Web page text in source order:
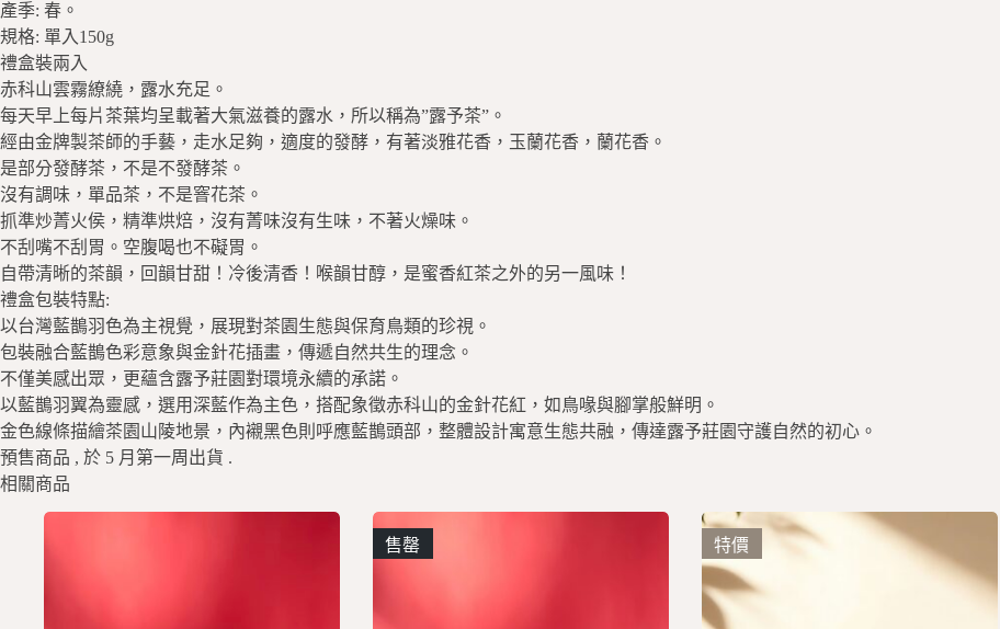
產季: 春。
規格: 單入150g
禮盒裝兩入
赤科山雲霧繚繞，露水充足。
每天早上每片茶葉均呈載著大氣滋養的露水，所以稱為”露予茶”。
經由金牌製茶師的手藝，走水足夠，適度的發酵，有著淡雅花香， 玉蘭花香，蘭花香。
是部分發酵茶，不是不發酵茶。
沒有調味，單品茶，不是窨花茶。
抓準炒菁火侯，精準烘焙，沒有菁味沒有生味，不著火燥味。
不刮嘴不刮胃。空腹喝也不礙胃。
自帶清晰的茶韻，回韻甘甜！冷後清香！喉韻甘醇， 是蜜香紅茶之外的另一風味！
禮盒包裝特點:
以台灣藍鵲羽色為主視覺，展現對茶園生態與保育鳥類的珍視。
包裝融合藍鵲色彩意象與金針花插畫，傳遞自然共生的理念。
不僅美感出眾，更蘊含露予莊園對環境永續的承諾。
以藍鵲羽翼為靈感，選用深藍作為主色， 搭配象徵赤科山的金針花紅，如鳥喙與腳掌般鮮明。
金色線條描繪茶園山陵地景，內襯黑色則呼應藍鵲頭部， 整體設計寓意生態共融，傳達露予莊園守護自然的初心。
預售商品 , 於 5 月第一周出貨 .
相關商品
售罄 特價